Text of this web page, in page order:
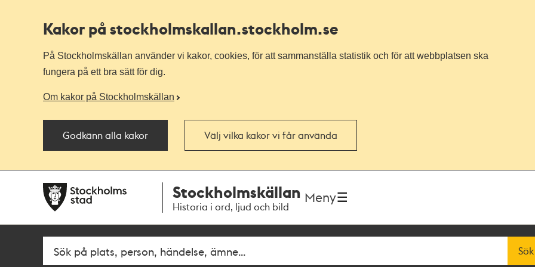
Kakor på stockholmskallan.stockholm.se
På Stockholmskällan använder vi kakor, cookies, för att sammanställa statistik och för att webbplatsen ska
fungera på ett bra sätt för dig.
Om kakor på Stockholmskällan
Godkänn alla kakor Välj vilka kakor vi får använda
navigationen
huvudinnehållet
Stockholmskällan
Historia i ord, ljud och bild
Meny
Fritextsök Sök